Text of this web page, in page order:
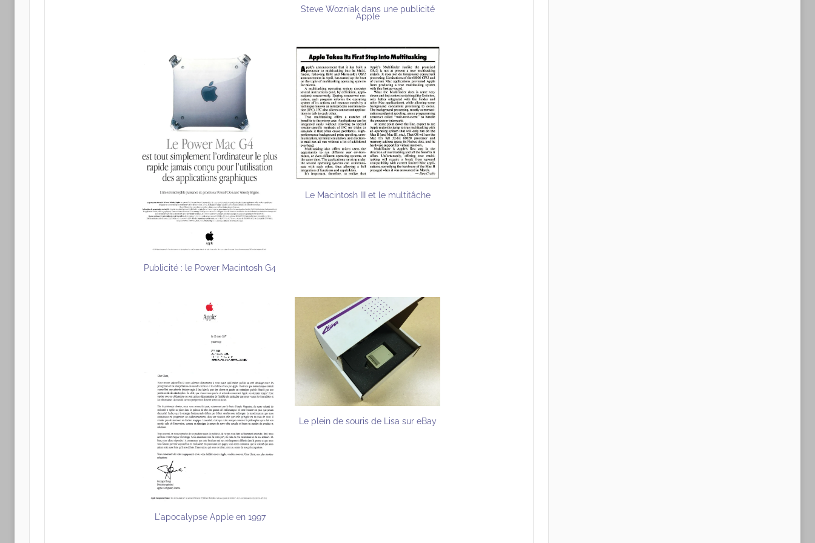
Steve Wozniak dans une publicité
Apple
Publicité : le Power Macintosh G4
Le Macintosh III et le multitâche
L'apocalypse Apple en 1997
Le plein de souris de Lisa sur eBay